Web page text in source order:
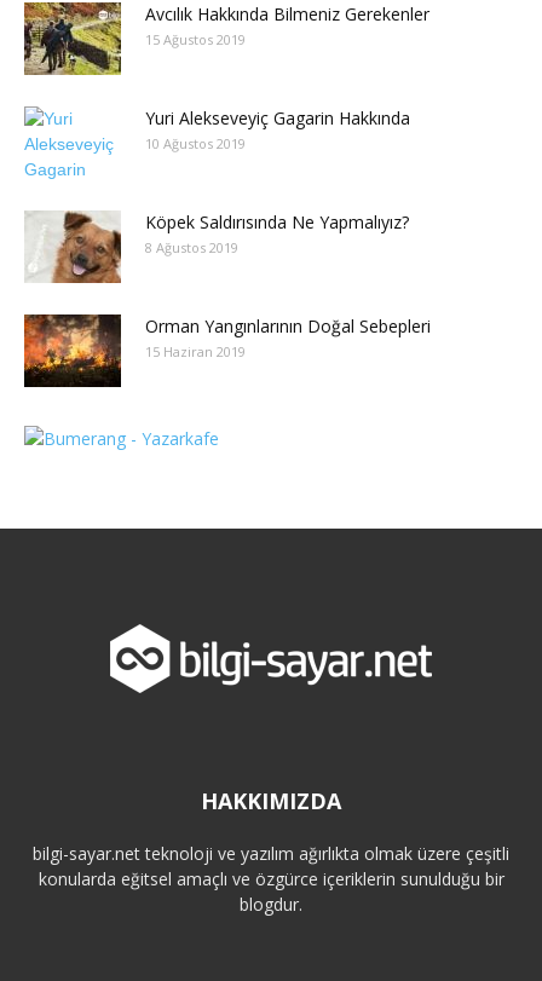
Avcılık Hakkında Bilmeniz Gerekenler
15 Ağustos 2019
Yuri Alekseveyiç Gagarin Hakkında
10 Ağustos 2019
Köpek Saldırısında Ne Yapmalıyız?
8 Ağustos 2019
Orman Yangınlarının Doğal Sebepleri
15 Haziran 2019
HAKKIMIZDA
bilgi-sayar.net teknoloji ve yazılım ağırlıkta olmak üzere çeşitli
konularda eğitsel amaçlı ve özgürce içeriklerin sunulduğu bir
blogdur.